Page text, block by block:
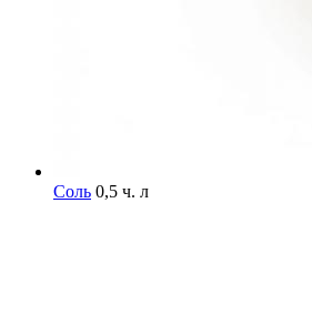
Соль 0,5 ч. л